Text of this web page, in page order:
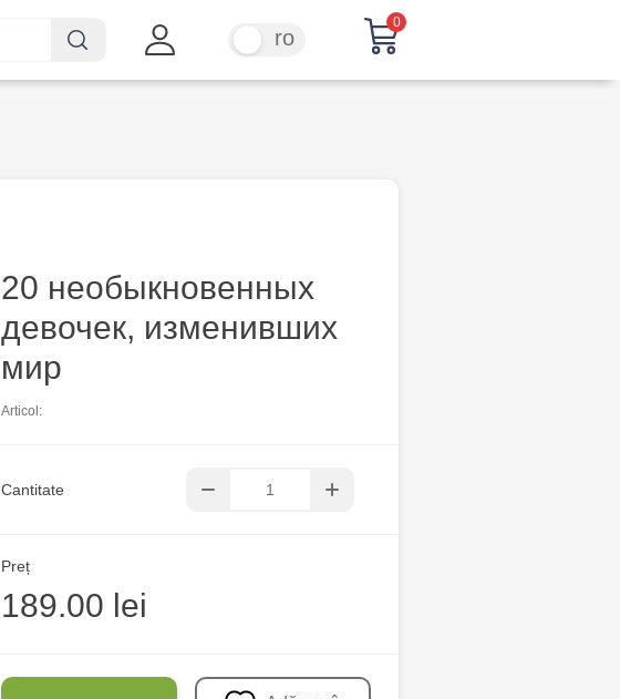
ro
0
20 необыкновенных
девочек, изменивших
мир
Articol:
Cantitate
Preț
189.00 lei